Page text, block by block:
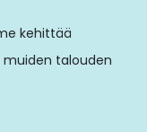
kehittää
muiden talouden